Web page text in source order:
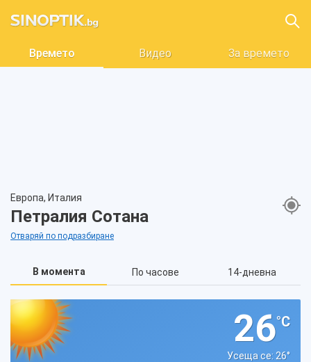
Времето Видео За времето
Европа, Италия
Петралия Сотана
Отваряй по подразбиране
В момента По часове 14-дневна
26°C
Усеща се: 26°